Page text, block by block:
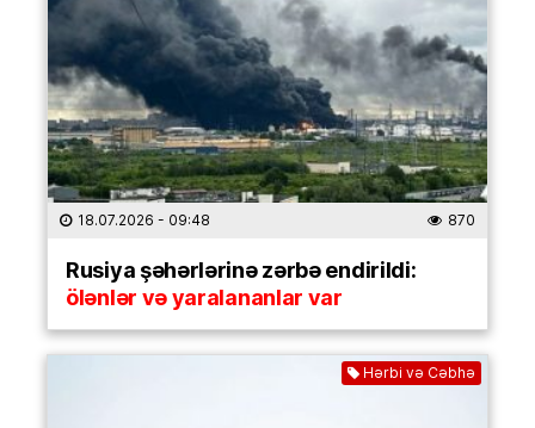
18.07.2026 - 09:48 870
Rusiya şəhərlərinə zərbə endirildi:
ölənlər və yaralananlar var
Hərbi və Cəbhə